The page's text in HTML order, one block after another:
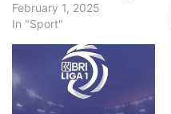
February 1, 2025
In "Sport"